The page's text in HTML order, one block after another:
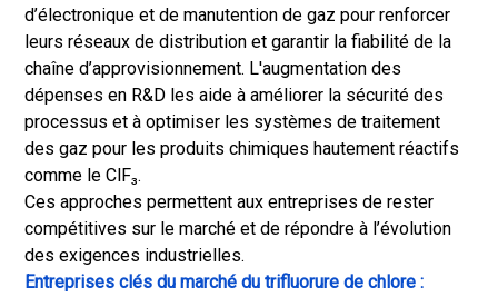
d’électronique et de manutention de gaz pour renforcer
leurs réseaux de distribution et garantir la fiabilité de la
chaîne d’approvisionnement. L'augmentation des
dépenses en R&D les aide à améliorer la sécurité des
processus et à optimiser les systèmes de traitement
des gaz pour les produits chimiques hautement réactifs
comme le ClF₃.
Ces approches permettent aux entreprises de rester
compétitives sur le marché et de répondre à l’évolution
des exigences industrielles.
Entreprises clés du marché du trifluorure de chlore :